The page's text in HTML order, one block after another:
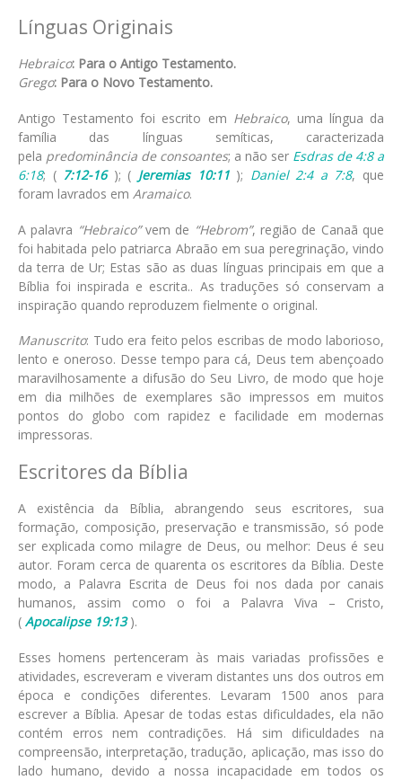
Línguas Originais
Hebraico: Para o Antigo Testamento.
Grego: Para o Novo Testamento.
Antigo Testamento foi escrito em Hebraico, uma língua da
família das línguas semíticas, caracterizada
pela predominância de consoantes; a não ser Esdras de 4:8 a
6:18; ( 7:12-16); ( Jeremias 10:11); Daniel 2:4 a 7:8, que
foram lavrados em Aramaico.
A palavra “Hebraico”vem de “Hebrom”, região de Canaã que
foi habitada pelo patriarca Abraão em sua peregrinação, vindo
da terra de Ur; Estas são as duas línguas principais em que a
Bíblia foi inspirada e escrita.. As traduções só conservam a
inspiração quando reproduzem fielmente o original.
Manuscrito: Tudo era feito pelos escribas de modo laborioso,
lento e oneroso. Desse tempo para cá, Deus tem abençoado
maravilhosamente a difusão do Seu Livro, de modo que hoje
em dia milhões de exemplares são impressos em muitos
pontos do globo com rapidez e facilidade em modernas
impressoras.
Escritores da Bíblia
A existência da Bíblia, abrangendo seus escritores, sua
formação, composição, preservação e transmissão, só pode
ser explicada como milagre de Deus, ou melhor: Deus é seu
autor. Foram cerca de quarenta os escritores da Bíblia. Deste
modo, a Palavra Escrita de Deus foi nos dada por canais
humanos, assim como o foi a Palavra Viva – Cristo,
( Apocalipse 19:13).
Esses homens pertenceram às mais variadas profissões e
atividades, escreveram e viveram distantes uns dos outros em
época e condições diferentes. Levaram 1500 anos para
escrever a Bíblia. Apesar de todas estas dificuldades, ela não
contém erros nem contradições. Há sim dificuldades na
compreensão, interpretação, tradução, aplicação, mas isso do
lado humano, devido a nossa incapacidade em todos os